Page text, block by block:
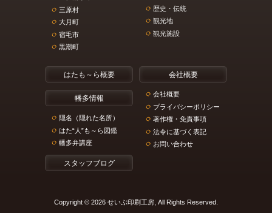
三原村
大月町
宿毛市
黒潮町
歴史・伝統
観光地
観光施設
はたも～ら概要
幡多情報
隠名（隠れた名所）
はた“人”も～ら図鑑
幡多弁講座
スタッフブログ
会社概要
会社概要
プライバシーポリシー
著作権・免責事項
法令に基づく表記
お問い合わせ
Copyright © 2026 せいぶ印刷工房, All Rights Reserved.